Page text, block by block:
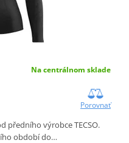
Na centrálnom sklade
Porovnať
předního výrobce TECSO.
období do…